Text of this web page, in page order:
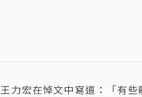
王力宏在悼文中寫道：「有